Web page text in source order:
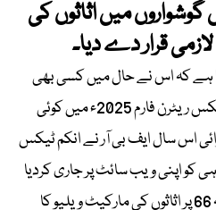
میں اثاثوں کی
قرار دے دیا۔
ہے کہ اس نے حال میں کسی بھی
نئے ایس آر او کے ذریعے انکم ٹیکس ریٹرن فارم 2025ء میں کوئی
اس سال ایف بی آر نے انکم ٹیکس
جولائی ہی کو اپنی ویب سائٹ پر جاری کردیا
تھا جس میں واضح طور پر صفحہ 66 پر اثاثوں کی مارکیٹ ویلیو کا